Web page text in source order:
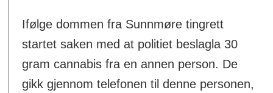
Ifølge dommen fra Sunnmøre tingrett
startet saken med at politiet beslagla 30
gram cannabis fra en annen person. De
gikk gjennom telefonen til denne personen,